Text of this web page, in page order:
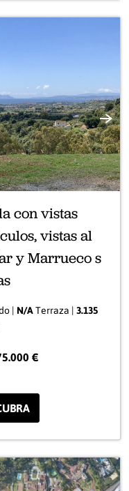
con vistas
vistas al
y Marrueco s
| N/ATerraza | 3.135
€